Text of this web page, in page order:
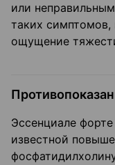
или
таких симптомов,
ощущение
Эссенциале
известной